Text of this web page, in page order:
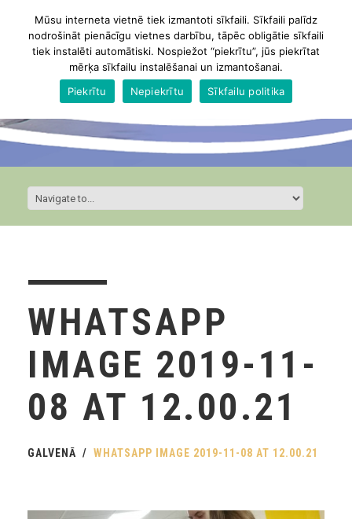
WHATSAPP
IMAGE 2019-11-
08 AT 12.00.21
GALVENĀ WHATSAPP IMAGE 2019-11-08 AT 12.00.21
Mūsu interneta vietnē tiek izmantoti sīkfaili. Sīkfaili palīdz
nodrošināt pienācīgu vietnes darbību, tāpēc obligātie sīkfaili
tiek instalēti automātiski. Nospiežot “piekrītu”, jūs piekrītat
mērķa sīkfailu instalēšanai un izmantošanai.
Piekrītu
Nepiekrītu Sīkfailu politika